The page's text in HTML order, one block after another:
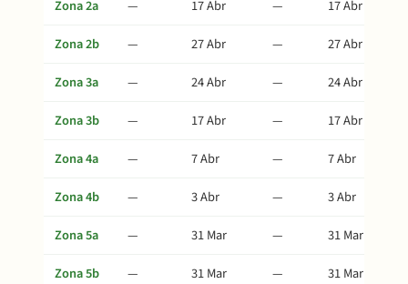
Zona 2a
— 17 Abr —
17 Abr
Zona 2b
— 27 Abr —
27 Abr
Zona 3a
— 24 Abr —
24 Abr
Zona 3b
— 17 Abr —
17 Abr
Zona 4a
— 7 Abr —
7 Abr
Zona 4b
— 3 Abr —
3 Abr
Zona 5a
— 31 Mar —
31 Mar
Zona 5b
— 31 Mar —
31 Mar